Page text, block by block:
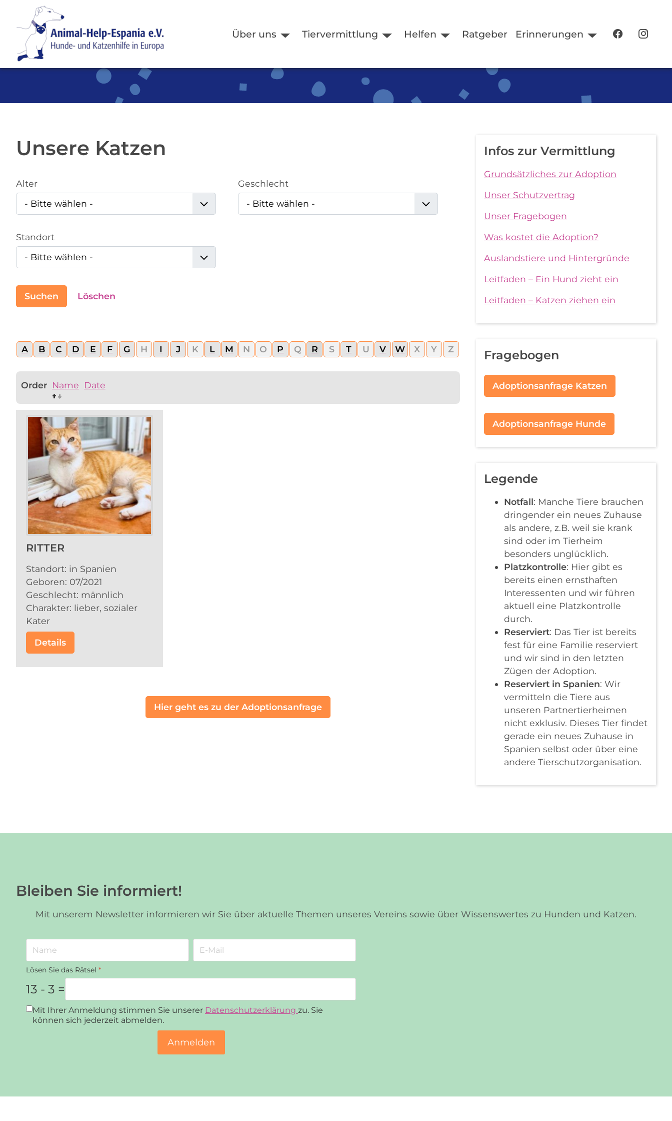
SKIP TO MAIN CONTENT
Über uns Tiervermittlung Helfen Ratgeber Erinnerungen
Unsere Katzen
Alter Geschlecht
Standort
Suchen Löschen
A B C D E F G H I J K L M N O P Q R S T U V W X Y Z
Order Name Date
RITTER
Standort: in Spanien
Geboren: 07/2021
Geschlecht: männlich
Charakter: lieber, sozialer
Kater
Details
Hier geht es zu der Adoptionsanfrage
Infos zur Vermittlung
Grundsätzliches zur Adoption
Unser Schutzvertrag
Unser Fragebogen
Was kostet die Adoption?
Auslandstiere und Hintergründe
Leitfaden – Ein Hund zieht ein
Leitfaden – Katzen ziehen ein
Fragebogen
Adoptionsanfrage Katzen
Adoptionsanfrage Hunde
Legende
Notfall: Manche Tiere brauchen
dringender ein neues Zuhause
als andere, z.B. weil sie krank
sind oder im Tierheim
besonders unglücklich.
Platzkontrolle: Hier gibt es
bereits einen ernsthaften
Interessenten und wir führen
aktuell eine Platzkontrolle
durch.
Reserviert: Das Tier ist bereits
fest für eine Familie reserviert
und wir sind in den letzten
Zügen der Adoption.
Reserviert in Spanien: Wir
vermitteln die Tiere aus
unseren Partnertierheimen
nicht exklusiv. Dieses Tier findet
gerade ein neues Zuhause in
Spanien selbst oder über eine
andere Tierschutzorganisation.
Bleiben Sie informiert!
Mit unserem Newsletter informieren wir Sie über aktuelle Themen unseres Vereins sowie über Wissenswertes zu Hunden und Katzen.
Lösen Sie das Rätsel *
13 - 3 =
Datenschutz*
Mit Ihrer Anmeldung stimmen Sie unserer Datenschutzerklärung zu. Sie
können sich jederzeit abmelden.
Anmelden